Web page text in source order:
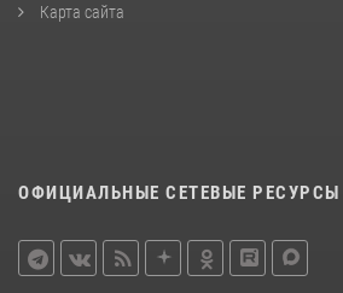
Карта сайта
ОФИЦИАЛЬНЫЕ СЕТЕВЫЕ РЕСУРСЫ